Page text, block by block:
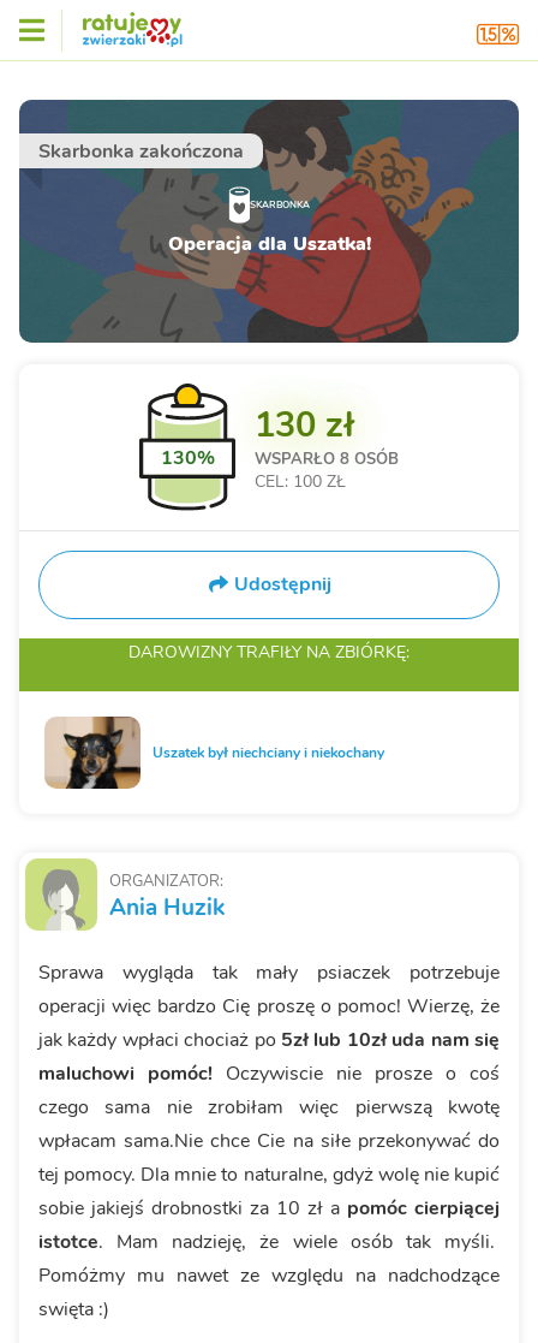
Skarbonka zakończona
SKARBONKA
Operacja dla Uszatka!
ORGANIZATOR:
Ania Huzik
Sprawa wygląda tak mały psiaczek potrzebuje
operacji więc bardzo Cię proszę o pomoc! Wierzę, że
jak każdy wpłaci chociaż po 5zł lub 10zł uda nam się
maluchowi pomóc! Oczywiscie nie prosze o coś
czego sama nie zrobiłam więc pierwszą kwotę
wpłacam sama.Nie chce Cie na siłe przekonywać do
tej pomocy. Dla mnie to naturalne, gdyż wolę nie kupić
sobie jakiejś drobnostki za 10 zł a pomóc cierpiącej
istotce. Mam nadzieję, że wiele osób tak myśli.
Pomóżmy mu nawet ze względu na nadchodzące
swięta :)
130%
130 zł
WSPARŁO 8 OSÓB
CEL: 100 ZŁ
Udostępnij
DAROWIZNY TRAFIŁY NA ZBIÓRKĘ:
Uszatek był niechciany i niekochany